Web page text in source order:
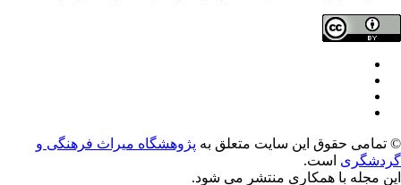
تمامی حقوق این سایت متعلق بهپژوهشگاه میراث فرهنگی و
است.
مجله با همکاریمنتشر می شود.